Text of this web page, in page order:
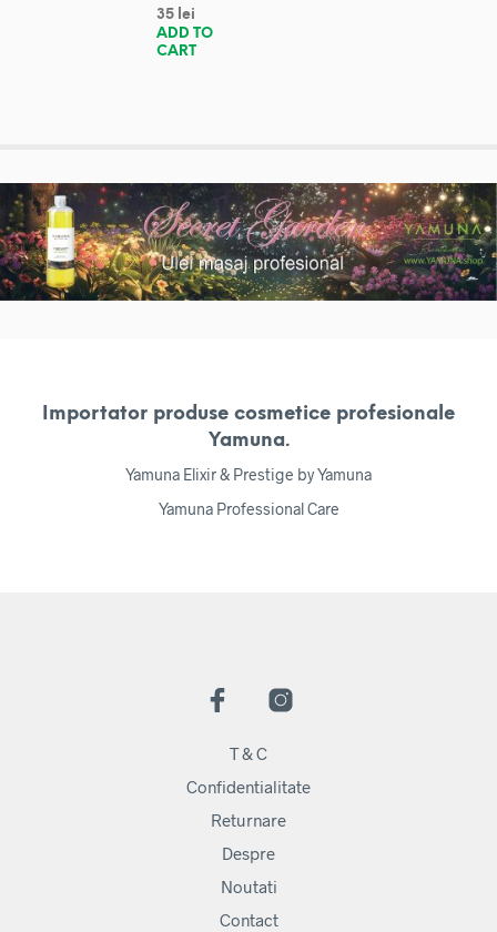
35 lei
ADD TO
CART
Importator produse cosmetice profesionale
Yamuna.
Yamuna Elixir & Prestige by Yamuna
Yamuna Professional Care
T & C
Confidentialitate
Returnare
Despre
Noutati
Contact